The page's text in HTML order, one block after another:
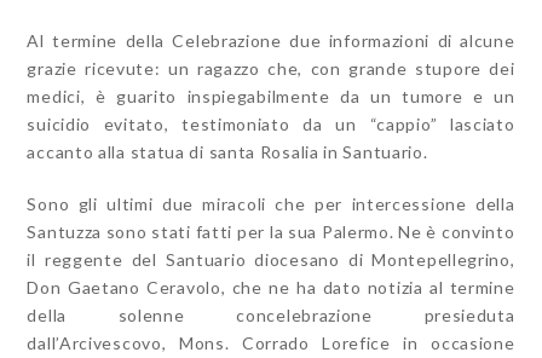
Al termine della Celebrazione due informazioni di alcune
grazie ricevute: un ragazzo che, con grande stupore dei
medici, è guarito inspiegabilmente da un tumore e un
suicidio evitato, testimoniato da un “cappio” lasciato
accanto alla statua di santa Rosalia in Santuario.
Sono gli ultimi due miracoli che per intercessione della
Santuzza sono stati fatti per la sua Palermo. Ne è convinto
il reggente del Santuario diocesano di Montepellegrino,
Don Gaetano Ceravolo, che ne ha dato notizia al termine
della solenne concelebrazione presieduta
dall’Arcivescovo, Mons. Corrado Lorefice in occasione